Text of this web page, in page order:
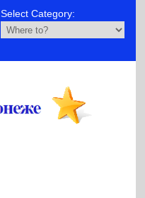
Select Category: